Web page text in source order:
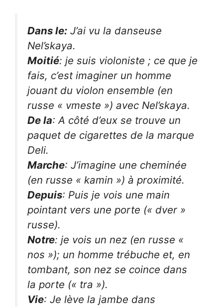
Dans le: J’ai vu la danseuse
Nel’skaya.
Moitié: je suis violoniste ; ce que je
fais, c’est imaginer un homme
jouant du violon ensemble (en
russe « vmeste ») avec Nel’skaya.
De la: A côté d’eux se trouve un
paquet de cigarettes de la marque
Deli.
Marche: J’imagine une cheminée
(en russe « kamin ») à proximité.
Depuis: Puis je vois une main
pointant vers une porte (« dver »
russe).
Notre: je vois un nez (en russe «
nos »); un homme trébuche et, en
tombant, son nez se coince dans
la porte (« tra »).
Vie: Je lève la jambe dans